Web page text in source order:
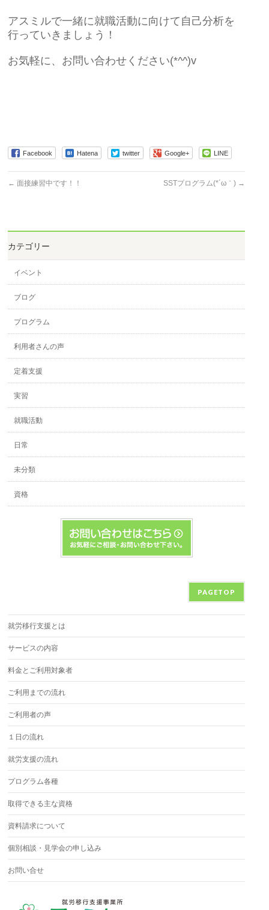
アスミルで一緒に就職活動に向けて自己分析を
行っていきましょう！
お気軽に、お問い合わせください(*^^)v
Facebook Hatena twitter Google+ LINE
← 面接練習中です！！ SSTプログラム(*´ω｀) →
カテゴリー
イベント
ブログ
プログラム
利用者さんの声
定着支援
実習
就職活動
日常
未分類
資格
PAGETOP
就労移行支援とは
サービスの内容
料金とご利用対象者
ご利用までの流れ
ご利用者の声
１日の流れ
就労支援の流れ
プログラム各種
取得できる主な資格
資料請求について
個別相談・見学会の申し込み
お問い合せ